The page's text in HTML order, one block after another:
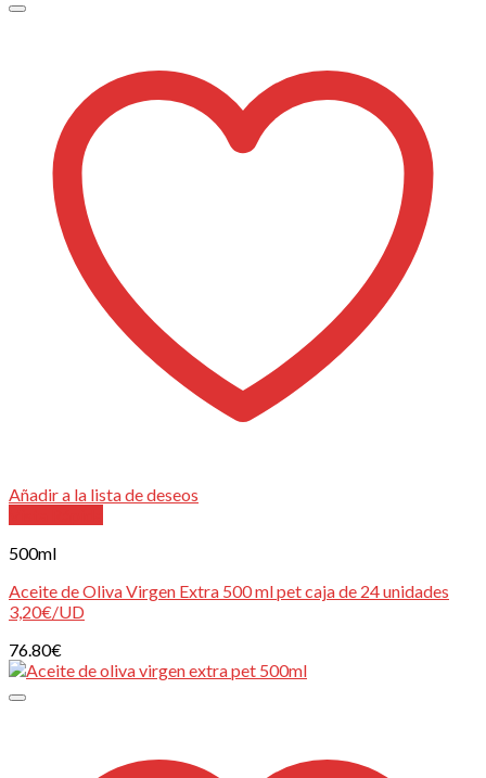
Añadir a la lista de deseos
500ml
Aceite de Oliva Virgen Extra 500 ml pet caja de 24 unidades
3,20€/UD
76.80€